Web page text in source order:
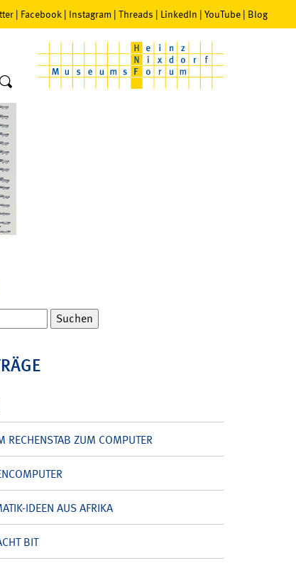
| Facebook | Instagram | Threads | LinkedIn | YouTube | Blog
RECHENSTAB ZUM COMPUTER
IDEEN AUS AFRIKA
BIT